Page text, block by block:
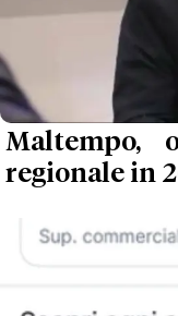
regionale in